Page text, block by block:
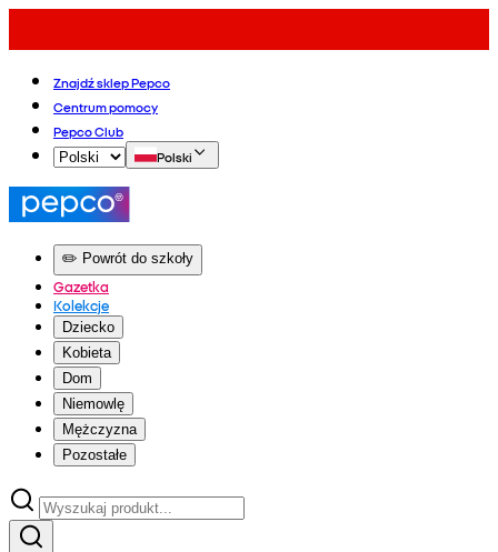
Znajdź sklep Pepco
Centrum pomocy
Pepco Club
Polski
✏️ Powrót do szkoły
Gazetka
Kolekcje
Dziecko
Kobieta
Dom
Niemowlę
Mężczyzna
Pozostałe